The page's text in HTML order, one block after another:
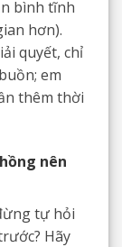
bình tĩnh
hơn).
quyết, chỉ
em
thêm thời
nên
tự hỏi
Hãy